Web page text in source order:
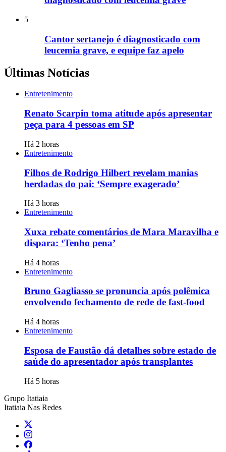
5
Cantor sertanejo é diagnosticado com
leucemia grave, e equipe faz apelo
Últimas Notícias
Entretenimento
Renato Scarpin toma atitude após apresentar
peça para 4 pessoas em SP
Há 2 horas
Entretenimento
Filhos de Rodrigo Hilbert revelam manias
herdadas do pai: ‘Sempre exagerado’
Há 3 horas
Entretenimento
Xuxa rebate comentários de Mara Maravilha e
dispara: ‘Tenho pena’
Há 4 horas
Entretenimento
Bruno Gagliasso se pronuncia após polêmica
envolvendo fechamento de rede de fast-food
Há 4 horas
Entretenimento
Esposa de Faustão dá detalhes sobre estado de
saúde do apresentador após transplantes
Há 5 horas
Grupo Itatiaia
Itatiaia Nas Redes